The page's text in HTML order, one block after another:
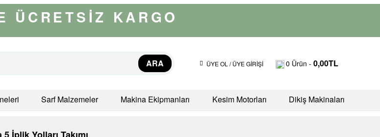
ÜCRETSİZ KARGO
ARA ÜYE OL / ÜYE GİRİŞİ 0 Ürün -0,00TL
Sarf Malzemeler Makina Ekipmanları Kesim Motorları Dikiş Makinaları